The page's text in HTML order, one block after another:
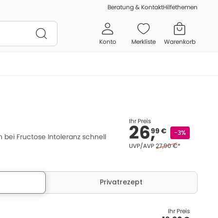
Beratung & KontaktHilfethemen
Konto Merkliste Warenkorb
bei Fructose Intoleranz schnell
Ihr Preis
26,99 € -3%
UVP/AVPEhemaliger Preis (U V
27,90 €*
Privatrezept
Ihr Preis